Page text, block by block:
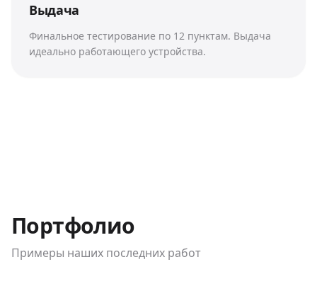
Выдача
Финальное тестирование по 12 пунктам. Выдача
идеально работающего устройства.
Портфолио
Примеры наших последних работ